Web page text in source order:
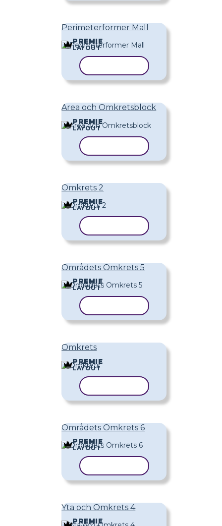
Perimeterformer Mall
PREMIE
LAYOUT
Area och Omkretsblock
PREMIE
LAYOUT
Omkrets 2
PREMIE
LAYOUT
Områdets Omkrets 5
PREMIE
LAYOUT
Omkrets
PREMIE
LAYOUT
Områdets Omkrets 6
PREMIE
LAYOUT
Yta och Omkrets 4
PREMIE